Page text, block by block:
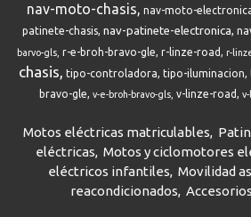
nav-moto-chasis nav-moto-
patinete-chasis nav-patinete-electronica
barvo-gls r-e-broh-bravo-gle r-linze-road r-
chasis
tipo-controladora tipo-iluminacion
bravo-gle v-e-broh-bravo-gls v-linze-road
Motos eléctricas matriculables
eléctricas Motos y ciclomotores
eléctricos infantiles Movilidad
reacondicionados Accesorios